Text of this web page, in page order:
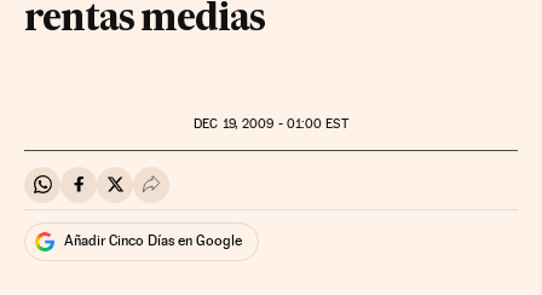
rentas medias
DEC 19, 2009 - 01:00 EST
Compartir en Whatsapp
Compartir en Facebook
Compartir en Twitter
Desplegar Redes Sociales
Añadir Cinco Días en Google